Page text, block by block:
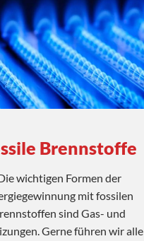
Brennstoffe
wichtigen Formen der
mit fossilen
sind Gas- und
Gerne führen wir alle